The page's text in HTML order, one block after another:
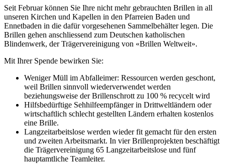
Seit Februar können Sie Ihre nicht mehr gebrauchten Brillen in all
unseren Kirchen und Kapellen in den Pfarreien Baden und
Ennetbaden in die dafür vorgesehenen Sammelbehälter legen. Die
Brillen gehen anschliessend zum Deutschen katholischen
Blindenwerk, der Trägervereinigung von «Brillen Weltweit».
Mit Ihrer Spende bewirken Sie:
Weniger Müll im Abfalleimer: Ressourcen werden geschont,
weil Brillen sinnvoll wiederverwendet werden
beziehungsweise der Brillenschrott zu 100 % recycelt wird
Hilfsbedürftige Sehhilfeempfänger in Drittweltländern oder
wirtschaftlich schlecht gestellten Ländern erhalten kostenlos
eine Brille.
Langzeitarbeitslose werden wieder fit gemacht für den ersten
und zweiten Arbeitsmarkt. In vier Brillenprojekten beschäftigt
die Trägervereinigung 65 Langzeitarbeitslose und fünf
hauptamtliche Teamleiter.